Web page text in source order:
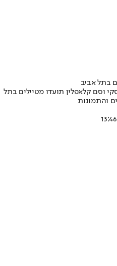
בתל אביב
וסם קלאפלין תועדו מטיילים בתל
והתמונות